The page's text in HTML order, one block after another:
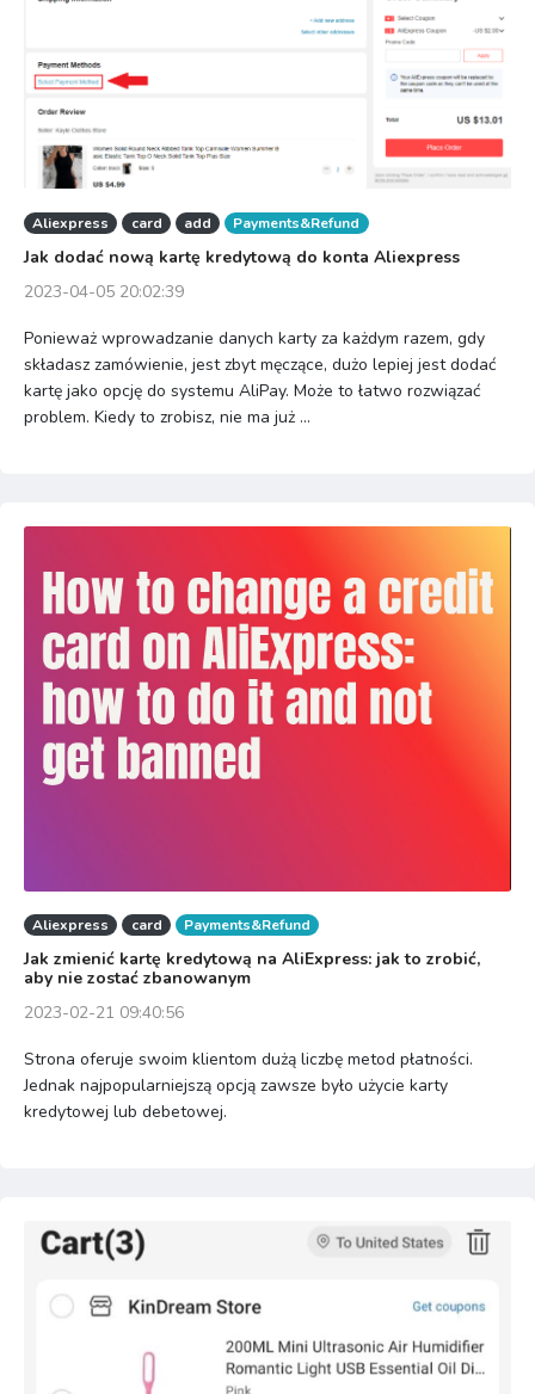
Aliexpress card add Payments&Refund
Jak dodać nową kartę kredytową do konta Aliexpress
2023-04-05 20:02:39
Ponieważ wprowadzanie danych karty za każdym razem, gdy
składasz zamówienie, jest zbyt męczące, dużo lepiej jest dodać
kartę jako opcję do systemu AliPay. Może to łatwo rozwiązać
problem. Kiedy to zrobisz, nie ma już ...
Aliexpress card Payments&Refund
Jak zmienić kartę kredytową na AliExpress: jak to zrobić,
aby nie zostać zbanowanym
2023-02-21 09:40:56
Strona oferuje swoim klientom dużą liczbę metod płatności.
Jednak najpopularniejszą opcją zawsze było użycie karty
kredytowej lub debetowej.